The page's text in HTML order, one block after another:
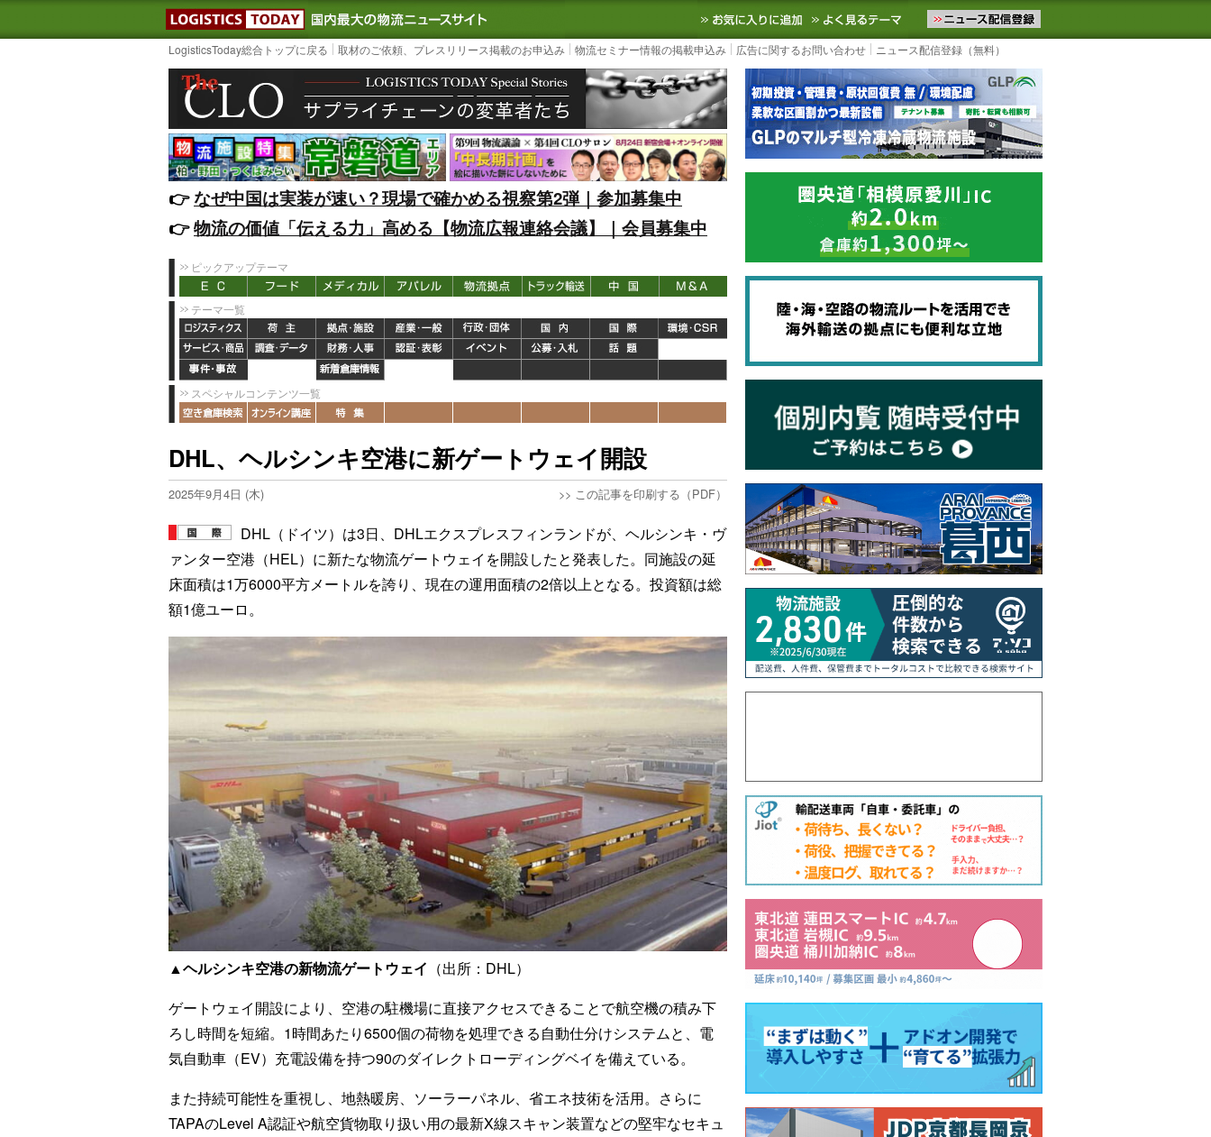
LOGISTICS TODAY｜国内最大の物流ニュースサイト3PL, SCMなど国内外の最新の物流ニュースをお届けします。物流ニュースメール配信を登録す
お気に入りに追加 よく見るテーマ
LogisticsToday総合トップに戻る 取材のご依頼、プレスリリース掲載のお申込み 物流セミナー情報の掲載申込み 広告に関するお問い合わせ ニュース配信登録（無料）
👉️なぜ中国は実装が速い？現場で確かめる視察第2弾｜参加募集中
👉️物流の価値「伝える力」高める【物流広報連絡会議】｜会員募集中
ピックアップテーマ
テーマ一覧
スペシャルコンテンツ一覧
DHL、ヘルシンキ空港に新ゲートウェイ開設
2025年9月4日 (木) >> この記事を印刷する（PDF）
DHL（ドイツ）は3日、DHLエクスプレスフィンランドが、ヘルシンキ・ヴ
ァンター空港（HEL）に新たな物流ゲートウェイを開設したと発表した。同施設の延
床面積は1万6000平方メートルを誇り、現在の運用面積の2倍以上となる。投資額は総
額1億ユーロ。
▲ヘルシンキ空港の新物流ゲートウェイ （出所：DHL）
ゲートウェイ開設により、空港の駐機場に直接アクセスできることで航空機の積み下
ろし時間を短縮。1時間あたり6500個の荷物を処理できる自動仕分けシステムと、電
気自動車（EV）充電設備を持つ90のダイレクトローディングベイを備えている。
また持続可能性を重視し、地熱暖房、ソーラーパネル、省エネ技術を活用。さらに
TAPAのLevel A認証や航空貨物取り扱い用の最新X線スキャン装置などの堅牢なセキュ